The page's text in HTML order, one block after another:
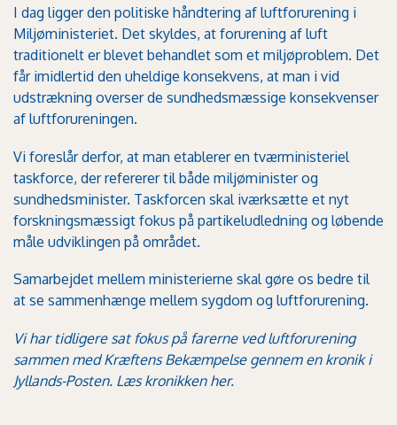
I dag ligger den politiske håndtering af luftforurening i
Miljøministeriet. Det skyldes, at forurening af luft
traditionelt er blevet behandlet som et miljøproblem. Det
får imidlertid den uheldige konsekvens, at man i vid
udstrækning overser de sundhedsmæssige konsekvenser
af luftforureningen.
Vi foreslår derfor, at man etablerer en tværministeriel
taskforce, der refererer til både miljøminister og
sundhedsminister. Taskforcen skal iværksætte et nyt
forskningsmæssigt fokus på partikeludledning og løbende
måle udviklingen på området.
Samarbejdet mellem ministerierne skal gøre os bedre til
at se sammenhænge mellem sygdom og luftforurening.
Vi har tidligere sat fokus på farerne ved luftforurening
sammen med Kræftens Bekæmpelse gennem en kronik i
Jyllands-Posten. Læs kronikken her.